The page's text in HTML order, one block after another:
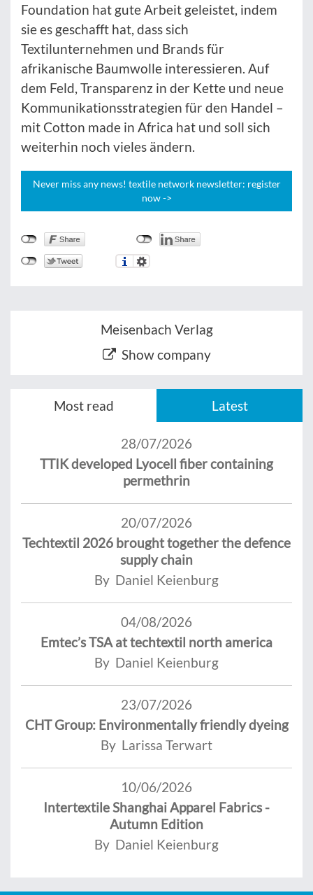
Foundation hat gute Arbeit geleistet, indem
sie es geschafft hat, dass sich
Textilunternehmen und Brands für
afrikanische Baumwolle interessieren. Auf
dem Feld, Transparenz in der Kette und neue
Kommunikationsstrategien für den Handel –
mit Cotton made in Africa hat und soll sich
weiterhin noch vieles ändern.
Never miss any news! textile network newsletter: register
now ->
Meisenbach Verlag
Show company
Most read Latest
28/07/2026
TTIK developed Lyocell fiber containing
permethrin
20/07/2026
Techtextil 2026 brought together the defence
supply chain
By Daniel Keienburg
04/08/2026
Emtec’s TSA at techtextil north america
By Daniel Keienburg
23/07/2026
CHT Group: Environmentally friendly dyeing
By Larissa Terwart
10/06/2026
Intertextile Shanghai Apparel Fabrics -
Autumn Edition
By Daniel Keienburg